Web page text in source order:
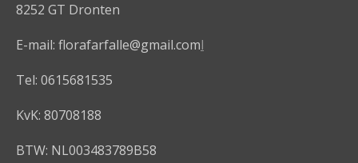
8252 GT Dronten
E-mail: florafarfalle@gmail.coml
Tel: 0615681535
KvK: 80708188
BTW: NL003483789B58